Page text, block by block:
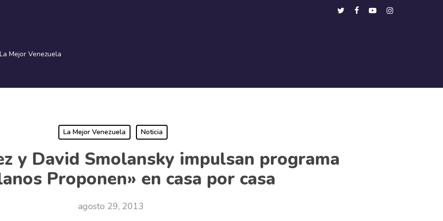
twitterfacebookyoutubeinstagram
La Mejor Venezuela
La Mejor Venezuela Noticia
y David Smolansky impulsan programa
Proponen» en casa por casa
agosto 29, 2013